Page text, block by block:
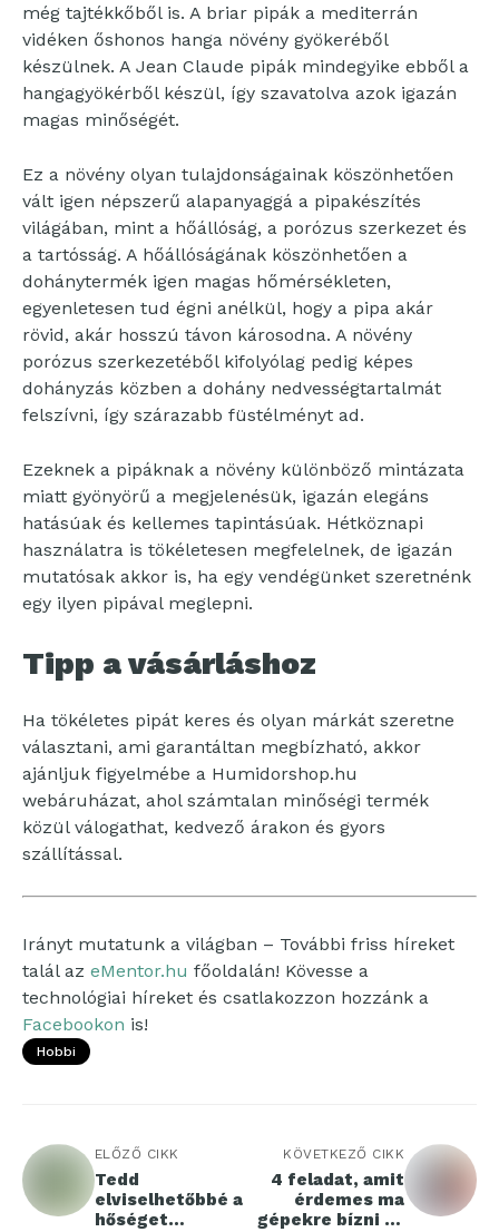
még tajtékkőből is. A briar pipák a mediterrán
vidéken őshonos hanga növény gyökeréből
készülnek. A Jean Claude pipák mindegyike ebből a
hangagyökérből készül, így szavatolva azok igazán
magas minőségét.
Ez a növény olyan tulajdonságainak köszönhetően
vált igen népszerű alapanyaggá a pipakészítés
világában, mint a hőállóság, a porózus szerkezet és
a tartósság. A hőállóságának köszönhetően a
dohánytermék igen magas hőmérsékleten,
egyenletesen tud égni anélkül, hogy a pipa akár
rövid, akár hosszú távon károsodna. A növény
porózus szerkezetéből kifolyólag pedig képes
dohányzás közben a dohány nedvességtartalmát
felszívni, így szárazabb füstélményt ad.
Ezeknek a pipáknak a növény különböző mintázata
miatt gyönyörű a megjelenésük, igazán elegáns
hatásúak és kellemes tapintásúak. Hétköznapi
használatra is tökéletesen megfelelnek, de igazán
mutatósak akkor is, ha egy vendégünket szeretnénk
egy ilyen pipával meglepni.
Tipp a vásárláshoz
Ha tökéletes pipát keres és olyan márkát szeretne
választani, ami garantáltan megbízható, akkor
ajánljuk figyelmébe a Humidorshop.hu
webáruházat, ahol számtalan minőségi termék
közül válogathat, kedvező árakon és gyors
szállítással.
Irányt mutatunk a világban – További friss híreket
talál az eMentor.hu főoldalán! Kövesse a
technológiai híreket és csatlakozzon hozzánk a
Facebookon is!
Hobbi
ELŐZŐ CIKK
Tedd
elviselhetőbbé a
hőséget
KÖVETKEZŐ CIKK
4 feladat, amit
érdemes ma
gépekre bízni az